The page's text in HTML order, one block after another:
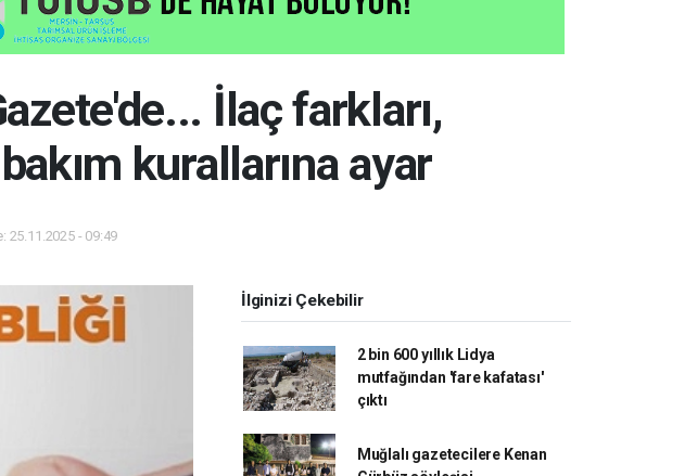
İlaç farkları,
kurallarına ayar
25.11.2025 - 09:49
İlginizi Çekebilir
2 bin 600 yıllık Lidya
mutfağından 'fare kafatası'
çıktı
Muğlalı gazetecilere Kenan